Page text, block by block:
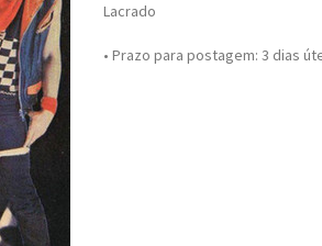
Lacrado
• Prazo para postagem: 3 dias